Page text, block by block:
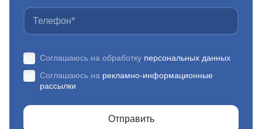
Соглашаюсь на обработку персональных данных
Соглашаюсь на рекламно-информационные
рассылки
Отправить